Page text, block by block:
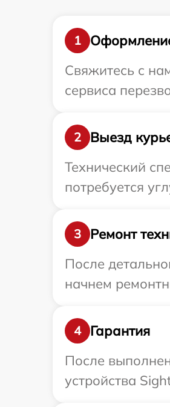
1
Свяжитесь с
сервиса
2
Выезд
Технический
потребуется
3
Ремонт
После
начнем
4
Гарантия
После
устройства